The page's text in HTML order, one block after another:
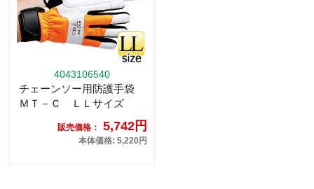
4043106540
チェーンソー用防護手袋
ＭＴ－Ｃ ＬＬサイズ
販売価格： 5,742円
本体価格: 5,220円